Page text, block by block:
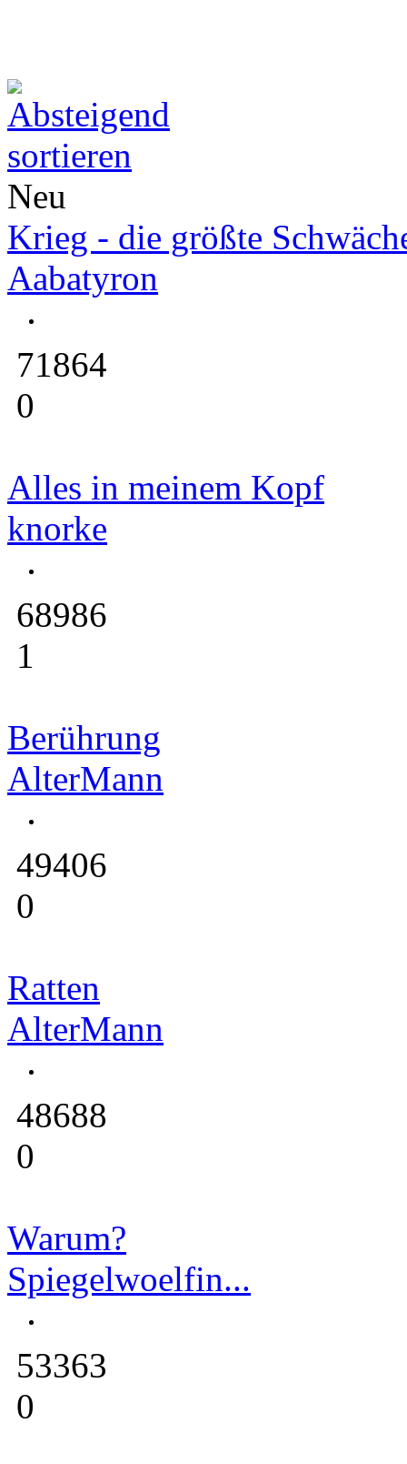
Neu
Krieg - die größte
Aabatyron
71864
0
Alles in meinem Kopf
knorke
68986
1
Berührung
AlterMann
49406
0
Ratten
AlterMann
48688
0
Warum?
Spiegelwoelfin...
53363
0